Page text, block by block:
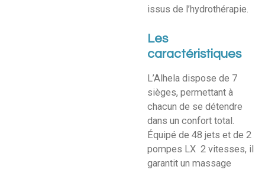
issus de l’hydrothérapie.
Les
caractéristiques
L’Alhela dispose de 7
sièges, permettant à
chacun de se détendre
dans un confort total.
Équipé de 48 jets et de 2
pompes LX 2 vitesses, il
garantit un massage